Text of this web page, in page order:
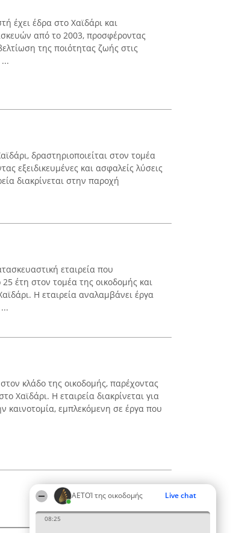
ΑΕΤΟΊ της οικοδομής Live chat
08:25
έχει έδρα στο Χαϊδάρι και
από το 2003, προσφέροντας
της ποιότητας ζωής στις
δραστηριοποιείται στον τομέα
εξειδικευμένες και ασφαλείς λύσεις
διακρίνεται στην παροχή
εταιρεία που
έτη στον τομέα της οικοδομής και
Η εταιρεία αναλαμβάνει έργα
κλάδο της οικοδομής, παρέχοντας
Χαϊδάρι. Η εταιρεία διακρίνεται για
καινοτομία, εμπλεκόμενη σε έργα που